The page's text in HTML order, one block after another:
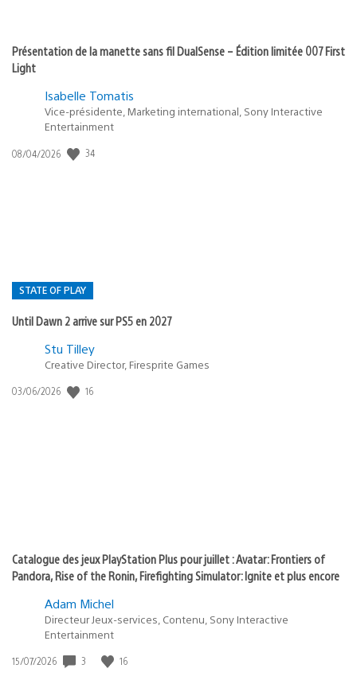
Présentation de la manette sans fil DualSense – Édition limitée 007 First
Light
Isabelle Tomatis
Vice-présidente, Marketing international, Sony Interactive
Entertainment
Date
08/04/2026 34
STATE OF PLAY
Until Dawn 2 arrive sur PS5 en 2027
Postée
:
Stu Tilley
Creative Director, Firesprite Games
Date
03/06/2026 16
Catalogue des jeux PlayStation Plus pour juillet : Avatar: Frontiers of
Pandora, Rise of the Ronin, Firefighting Simulator: Ignite et plus encore
Adam Michel
Directeur Jeux-services, Contenu, Sony Interactive
Entertainment
Date
15/07/2026 3 16